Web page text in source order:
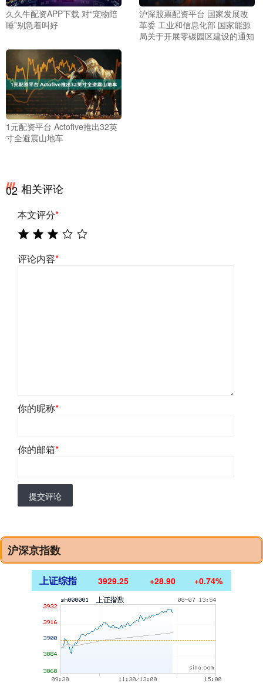
久久牛配资APP下载 对“宠物陪
睡”别急着叫好
沪深股票配资平台 国家发展改
革委 工业和信息化部 国家能源
局关于开展零碳园区建设的通知
1元配资平台 Actofive推出32英
寸全避震山地车
02 相关评论
本文评分*
评论内容*
你的昵称*
你的邮箱*
提交评论
沪深京指数
上证综指 3929.25 +28.90 +0.74%